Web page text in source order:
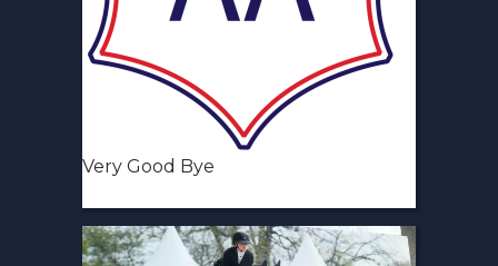
Very Good Bye